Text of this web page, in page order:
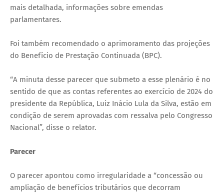
mais detalhada, informações sobre emendas
parlamentares.
Foi também recomendado o aprimoramento das projeções
do Benefício de Prestação Continuada (BPC).
“A minuta desse parecer que submeto a esse plenário é no
sentido de que as contas referentes ao exercício de 2024 do
presidente da República, Luiz Inácio Lula da Silva, estão em
condição de serem aprovadas com ressalva pelo Congresso
Nacional”, disse o relator.
Parecer
O parecer apontou como irregularidade a “concessão ou
ampliação de benefícios tributários que decorram